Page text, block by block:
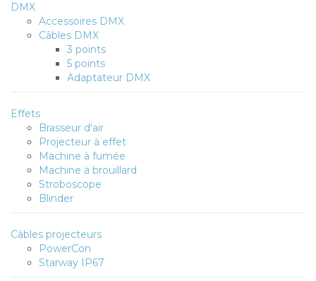
DMX
Accessoires DMX
Câbles DMX
3 points
5 points
Adaptateur DMX
Effets
Brasseur d'air
Projecteur à effet
Machine à fumée
Machine à brouillard
Stroboscope
Blinder
Câbles projecteurs
PowerCon
Starway IP67